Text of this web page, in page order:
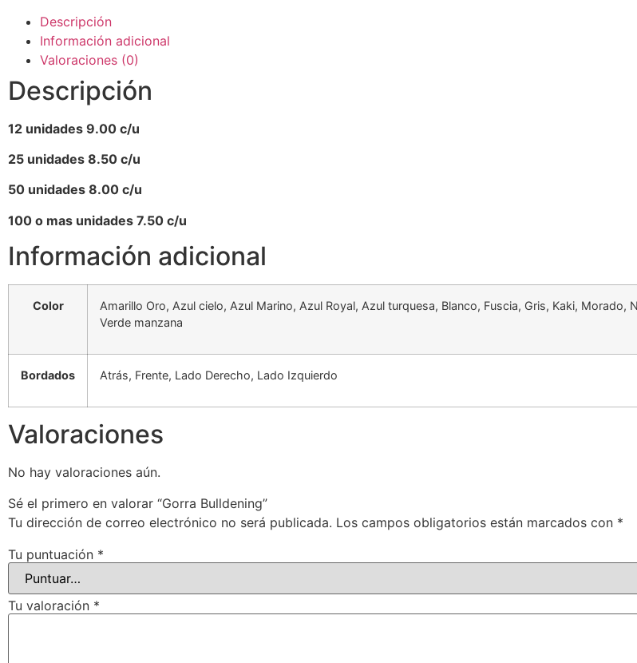
Descripción
Información adicional
Valoraciones (0)
Descripción
12 unidades 9.00 c/u
25 unidades 8.50 c/u
50 unidades 8.00 c/u
100 o mas unidades 7.50 c/u
Información adicional
Color
Amarillo Oro, Azul cielo, Azul Marino, Azul Royal, Azul turquesa, Blanco, Fuscia, Gris, Kaki, Morado,
Verde manzana
Bordados Atrás, Frente, Lado Derecho, Lado Izquierdo
Valoraciones
No hay valoraciones aún.
Sé el primero en valorar “Gorra Bulldening”
Tu dirección de correo electrónico no será publicada. Los campos obligatorios están marcados con *
Tu puntuación *
Tu valoración *